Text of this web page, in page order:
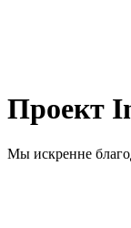
Проект
Мы искренне